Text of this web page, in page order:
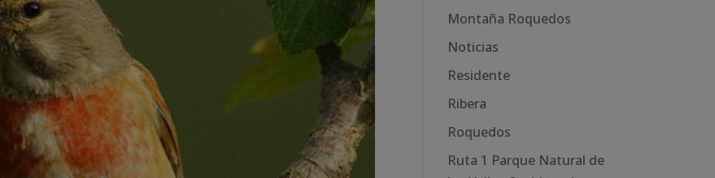
Montaña Roquedos
Noticias
Residente
Ribera
Roquedos
Ruta 1 Parque Natural de